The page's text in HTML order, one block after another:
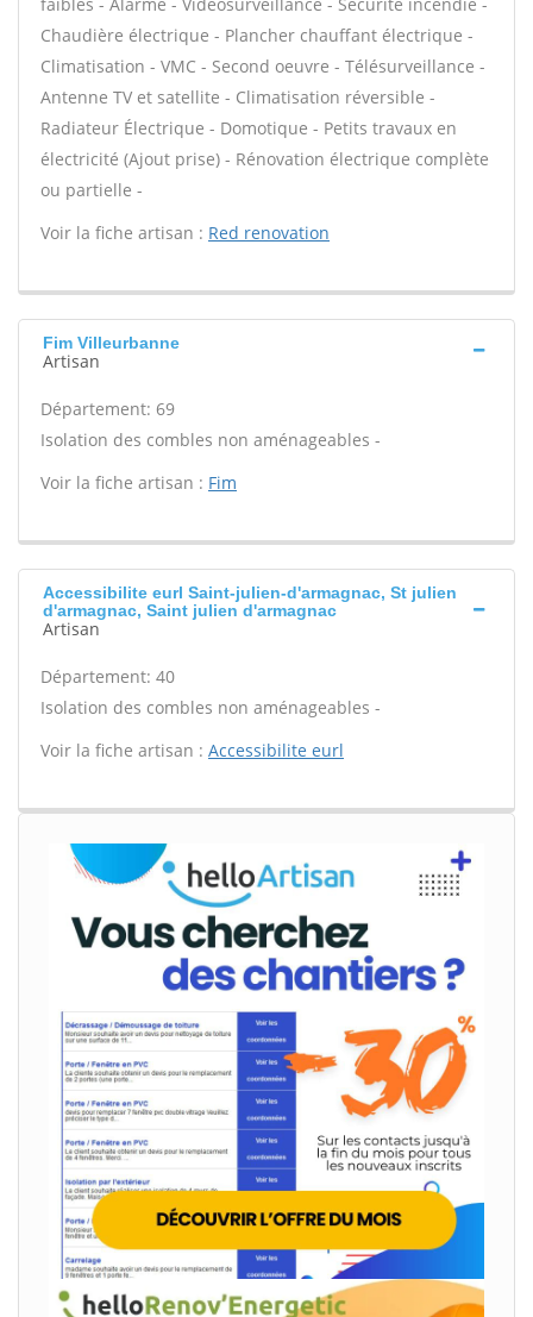
Chaudière électrique - Plancher chauffant électrique -
Climatisation - VMC - Second oeuvre - Télésurveillance -
Antenne TV et satellite - Climatisation réversible -
Radiateur Électrique - Domotique - Petits travaux en
électricité (Ajout prise) - Rénovation électrique complète
ou partielle -
Voir la fiche artisan : Red renovation
Fim Villeurbanne
Artisan
Département: 69
Isolation des combles non aménageables -
Voir la fiche artisan : Fim
Accessibilite eurl Saint-julien-d'armagnac, St julien
d'armagnac, Saint julien d'armagnac
Artisan
Département: 40
Isolation des combles non aménageables -
Voir la fiche artisan : Accessibilite eurl